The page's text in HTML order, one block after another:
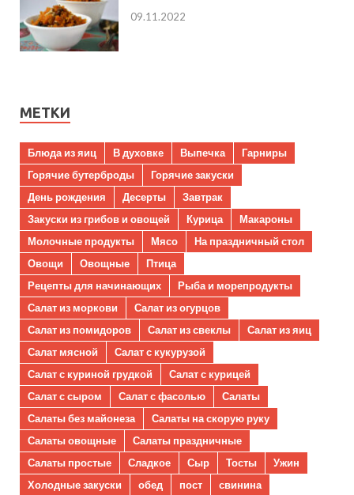
09.11.2022
МЕТКИ
Блюда из яиц В духовке Выпечка
Гарниры
Горячие бутерброды
Горячие закуски
День рождения
Десерты
Завтрак
Закуски из грибов и овощей
Курица
Макароны
Молочные продукты
Мясо
На праздничный стол
Овощи
Овощные
Птица
Рецепты для начинающих
Рыба и морепродукты
Салат из моркови
Салат из огурцов
Салат из помидоров
Салат из свеклы
Салат из яиц
Салат мясной
Салат с кукурузой
Салат с куриной грудкой
Салат с курицей
Салат с сыром
Салат с фасолью
Салаты
Салаты без майонеза
Салаты на скорую руку
Салаты овощные
Салаты праздничные
Салаты простые
Сладкое Сыр Тосты
Ужин
Холодные закуски
обед пост свинина